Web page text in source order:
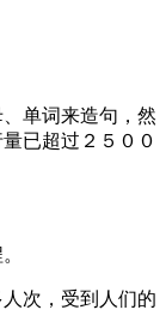
单词来造句，然
已超过２５００
次，受到人们的